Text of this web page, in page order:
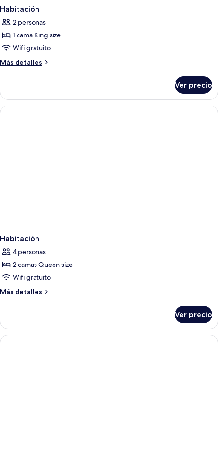
Habitación
2 personas
1 cama King size
Wifi gratuito
Más detalles
Más
Ver precio
Habitación
4 personas
2 camas Queen size
Wifi gratuito
Más detalles
Más
Ver precio